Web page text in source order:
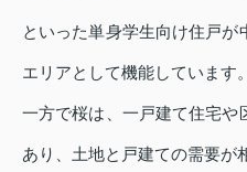
といった単身学生向け住戸
エリアとして機能しています。
一方で桜は、一戸建て住宅や
あり、土地と戸建ての需要が